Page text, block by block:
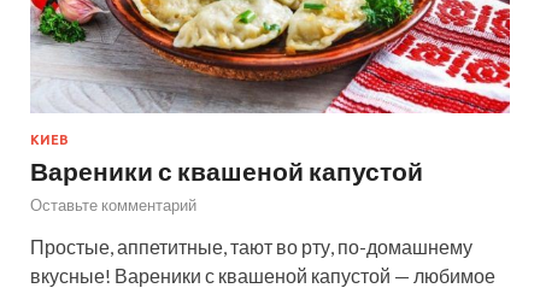
КИЕВ
Вареники с квашеной капустой
Оставьте комментарий
Простые, аппетитные, тают во рту, по-домашнему
вкусные! Вареники с квашеной капустой — любимое